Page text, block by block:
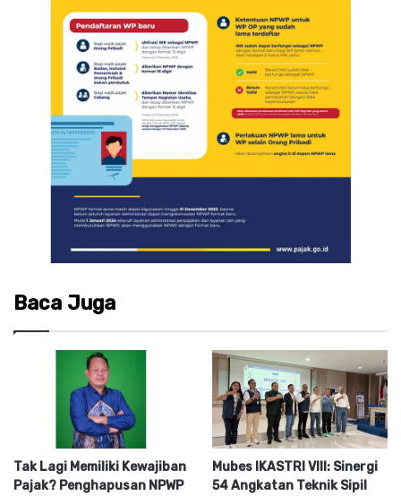
Baca Juga
Tak Lagi Memiliki Kewajiban
Pajak? Penghapusan NPWP
Mubes IKASTRI VIII: Sinergi
54 Angkatan Teknik Sipil